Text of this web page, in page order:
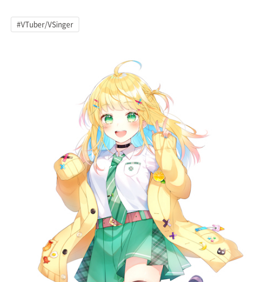
#Vtuberグループ
会社概要
muevoクラウドファンディング
muevoコミュニティ
ぶいクラ！by muevo
FUKAKACHI+
Follow us
#VTuber/VSinger